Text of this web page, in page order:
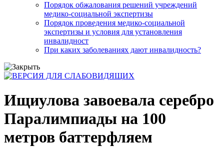
Порядок обжалования решений учреждений
медико-социальной экспертизы
Порядок проведения медико-социальной
экспертизы и условия для установления
инвалидност
При каких заболеваниях дают инвалидность?
Ищиулова завоевала серебро
Паралимпиады на 100
метров баттерфляем